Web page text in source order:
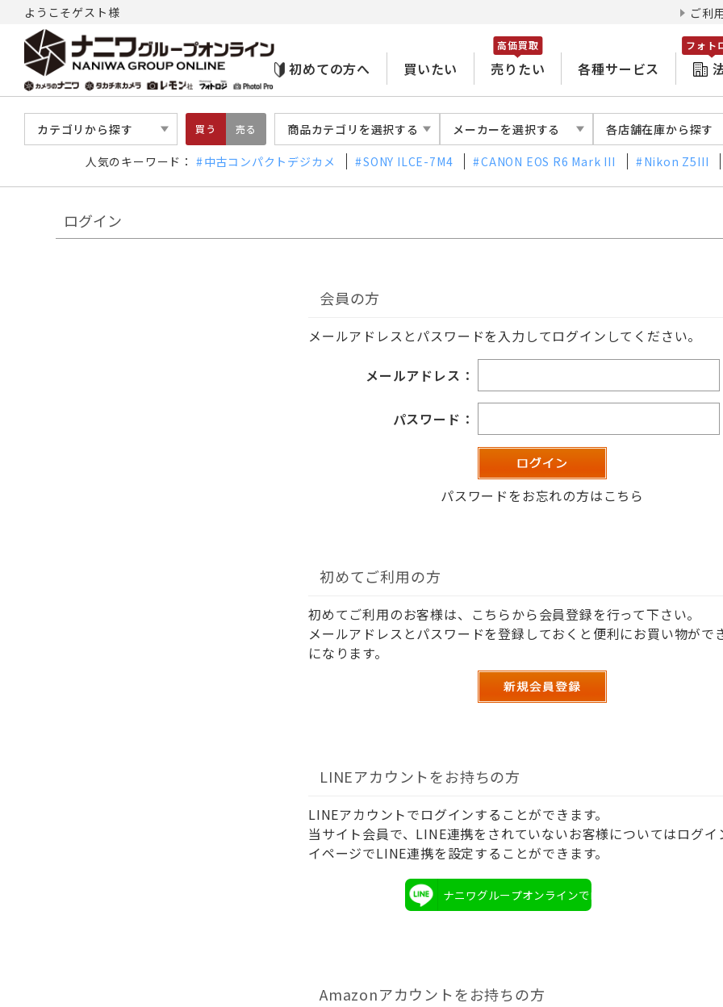
ようこそゲスト様 ご利
初めての方へ 買いたい 売りたい
高価買取
各種サービス
フォト
カテゴリから探す 買う 売る 商品カテゴリを選択する メーカーを選択する 各店舗在庫から探す
人気のキーワード： 中古コンパクトデジカメ SONY ILCE-7M4 CANON EOS R6 Mark III Nikon Z5III
ログイン
会員の方
メールアドレスとパスワードを入力してログインしてください。
メールアドレス：
パスワード：
パスワードをお忘れの方はこちら
初めてご利用の方
初めてご利用のお客様は、こちらから会員登録を行って下さい。
メールアドレスとパスワードを登録しておくと便利にお買い物がで
になります。
LINEアカウントをお持ちの方
LINEアカウントでログインすることができます。
当サイト会員で、LINE連携をされていないお客様についてはログイ
イページでLINE連携を設定することができます。
ナニワグループオンラインでログイン
Amazonアカウントをお持ちの方